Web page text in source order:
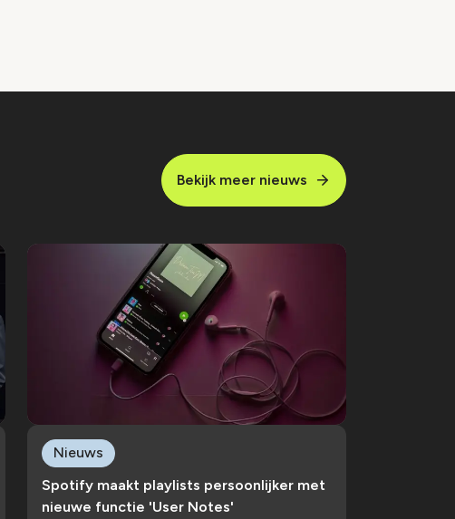
Bekijk meer nieuws
Spotify maakt playlists persoonlijker met
nieuwe functie 'User Notes'
Nieuws